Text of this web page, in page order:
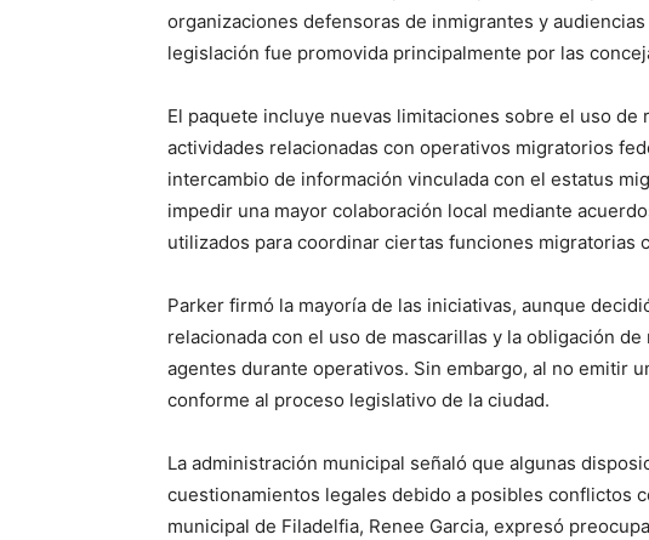
organizaciones defensoras de inmigrantes y
legislación fue promovida principalmente por las
El paquete incluye nuevas limitaciones sobre el uso
actividades relacionadas con operativos migratorios
intercambio de información vinculada con el estatus
impedir una mayor colaboración local mediante
utilizados para coordinar ciertas funciones migratorias
Parker firmó la mayoría de las iniciativas, aunque
relacionada con el uso de mascarillas y la obligación
agentes durante operativos. Sin embargo, al no emitir
conforme al proceso legislativo de la ciudad.
La administración municipal señaló que algunas
cuestionamientos legales debido a posibles conflictos
municipal de Filadelfia, Renee Garcia, expresó